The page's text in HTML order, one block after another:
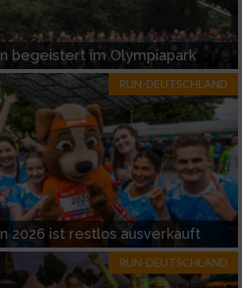
begeistert im Olympiapark
RUN-DEUTSCHLAND
2026 ist restlos ausverkauft
RUN-DEUTSCHLAND